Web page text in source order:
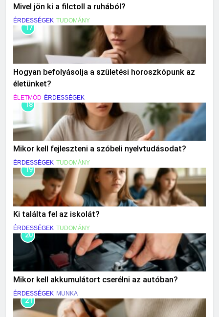
Mivel jön ki a filctoll a ruhából?
ÉRDESSÉGEK TUDOMÁNY
17
Hogyan befolyásolja a születési horoszkópunk az
életünket?
ÉLETMÓD ÉRDESSÉGEK
18
Mikor kell fejleszteni a szóbeli nyelvtudásodat?
ÉRDESSÉGEK TUDOMÁNY
19
Ki találta fel az iskolát?
ÉRDESSÉGEK TUDOMÁNY
20
Mikor kell akkumulátort cserélni az autóban?
ÉRDESSÉGEK MUNKA
21